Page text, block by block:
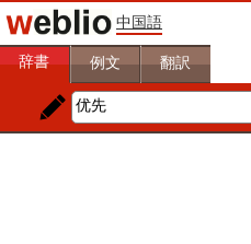
中国語
辞書 例文 翻訳